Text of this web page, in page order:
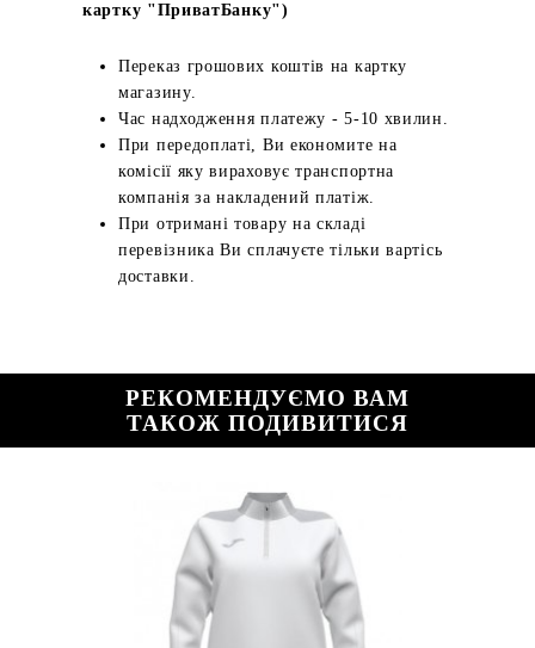
картку "ПриватБанку")
Переказ грошових коштів на картку
магазину.
Час надходження платежу - 5-10 хвилин.
При передоплаті, Ви економите на
комісії яку вираховує транспортна
компанія за накладений платіж.
При отримані товару на складі
перевізника Ви сплачуєте тільки вартісь
доставки.
РЕКОМЕНДУЄМО ВАМ
ТАКОЖ ПОДИВИТИСЯ